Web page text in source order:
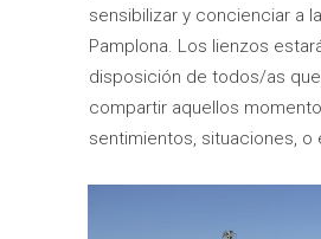
sensibilizar y concienciar a
Pamplona. Los lienzos
disposición de todos/as
compartir aquellos
sentimientos, situaciones, o